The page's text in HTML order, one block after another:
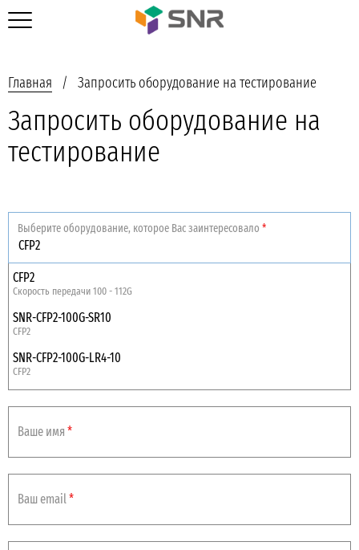
Главная Запросить оборудование на тестирование
Запросить оборудование на
тестирование
Выберите оборудование, которое Вас заинтересовало *
CFP2
Скорость передачи 100 - 112G
SNR-CFP2-100G-SR10
CFP2
SNR-CFP2-100G-LR4-10
CFP2
SNR-CFP2-QSFP28
Ваше имя *
Ваш email*